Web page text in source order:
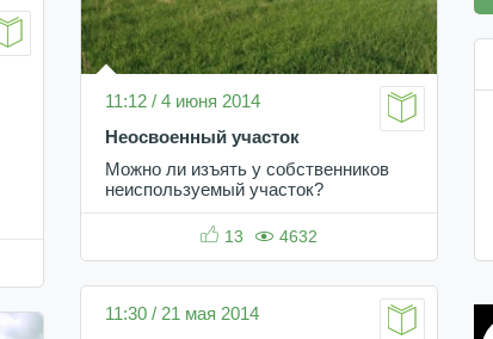
11:12 / 4 июня 2014
Неосвоенный участок
Можно ли изъять у собственников
неиспользуемый участок?
13 4632
11:30 / 21 мая 2014